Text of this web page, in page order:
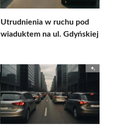
Utrudnienia w ruchu pod
wiaduktem na ul. Gdyńskiej